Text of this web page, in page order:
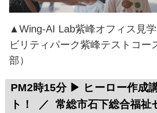
▲Wing-AI Lab紫峰オフィス見
ビリティパーク紫峰テストコー
部）
PM2時15分 ▶ ヒーロー作成
ト！ ／ 常総市石下総合福祉